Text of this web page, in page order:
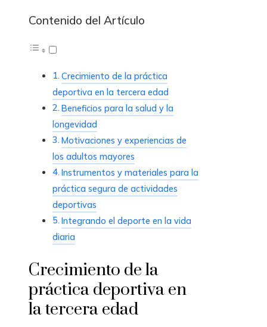
Contenido del Artículo
Crecimiento de la práctica
deportiva en la tercera edad
Beneficios para la salud y la
longevidad
Motivaciones y experiencias de
los adultos mayores
Instrumentos y materiales para la
práctica segura de actividades
deportivas
Integrando el deporte en la vida
diaria
Crecimiento de la
práctica deportiva en
la tercera edad